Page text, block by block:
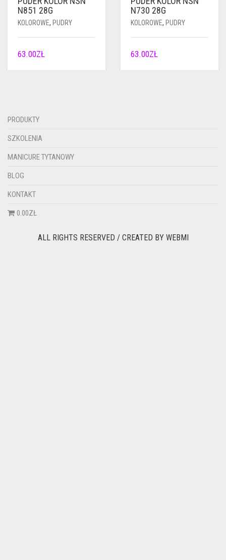
N851 28G
KOLOROWE, PUDRY
63.00ZŁ
N730 28G
KOLOROWE, PUDRY
63.00ZŁ
PRODUKTY
SZKOLENIA
MANICURE TYTANOWY
BLOG
KONTAKT
0.00ZŁ
ALL RIGHTS RESERVED / CREATED BY WEBMI